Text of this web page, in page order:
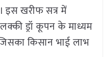
इस खरीफ सत्र में
ड्रॉ कूपन के माध्यम
किसान भाई लाभ